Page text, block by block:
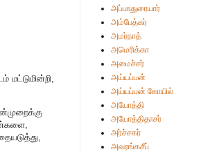
மட்டுமின்றி,
அப்பாதுரையார்
அம்பேத்கர்
அமர்நாத்
அமெரிக்கா
அமைச்சர்
அய்யப்பன்
அய்யப்பன் கோயில்
அயோத்தி
அயோத்திதாசர்
அர்ச்சகர்
அவரங்கசீப்